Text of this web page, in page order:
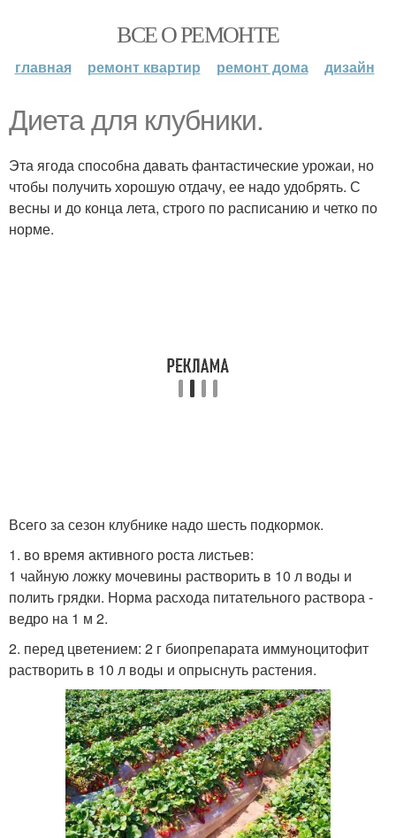
ВСЕ О РЕМОНТЕ
главная ремонт квартир ремонт дома дизайн
Диета для клубники.
Эта ягода способна давать фантастические урожаи, но
чтобы получить хорошую отдачу, ее надо удобрять. С
весны и до конца лета, строго по расписанию и четко по
норме.
Всего за сезон клубнике надо шесть подкормок.
1. во время активного роста листьев:
1 чайную ложку мочевины растворить в 10 л воды и
полить грядки. Норма расхода питательного раствора -
ведро на 1 м 2.
2. перед цветением: 2 г биопрепарата иммуноцитофит
растворить в 10 л воды и опрыснуть растения.